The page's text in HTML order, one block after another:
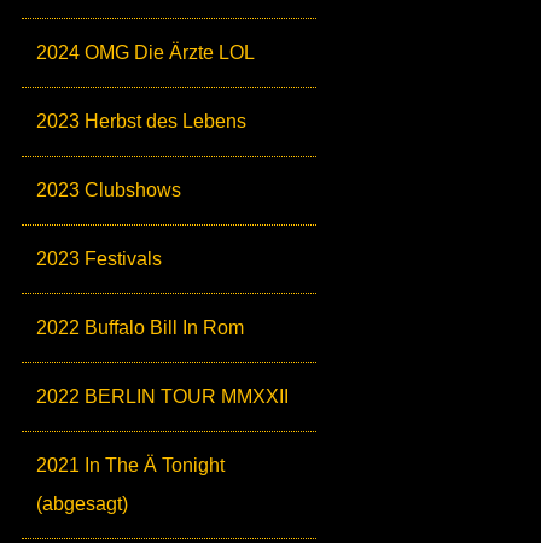
2024 OMG Die Ärzte LOL
2023 Herbst des Lebens
2023 Clubshows
2023 Festivals
2022 Buffalo Bill In Rom
2022 BERLIN TOUR MMXXII
2021 In The Ä Tonight
(abgesagt)